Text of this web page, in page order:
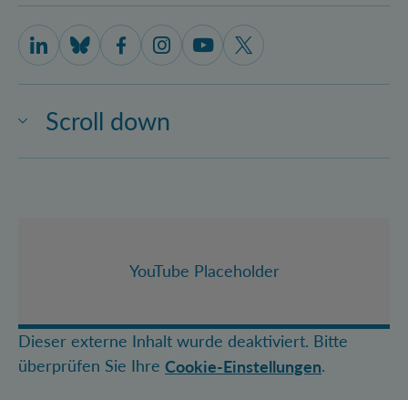
Scroll down
IQOQI Vienna on LinkedIn
IQOQI Vienna on Bluesky
IQOQI Vienna on Facebook
IQOQI Vienna on Instagram
IQOQI Vienna on Youtube
IQOQI Vienna on X
YouTube Placeholder
Dieser externe Inhalt wurde deaktiviert. Bitte
überprüfen Sie Ihre Cookie-Einstellungen.